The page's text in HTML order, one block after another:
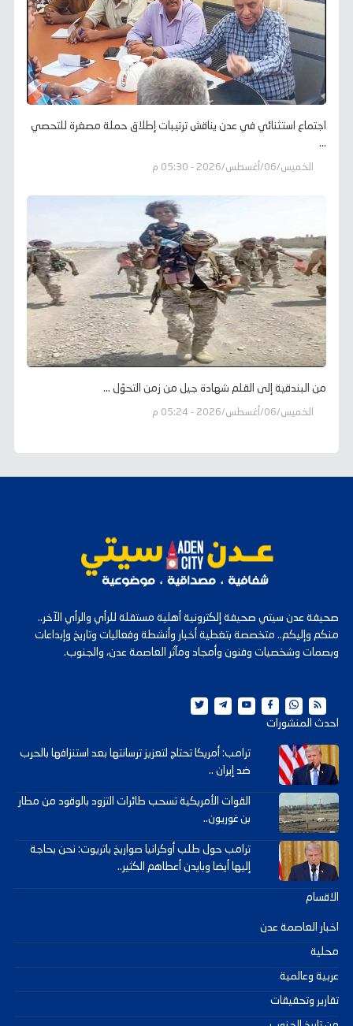
اجتماع استثنائي في عدن يناقش ترتيبات إطلاق حملة مصغرة للتحصي
...
الخميس/06/أغسطس/2026 - 05:30 م
من البندقية إلى القلم شهادة جيل من زمن التحوّل ...
الخميس/06/أغسطس/2026 - 05:24 م
صحيفة عدن سيتي صحيفة إلكترونية أهلية مستقلة للرأي والرأي الآخر..
منكم وإليكم.. متخصصة بتغطية أخبار وأنشطة وفعاليات وتاريخ وإبداعات
وبصمات وشخصيات وفنون وأمجاد ومآثر العاصمة عدن، والجنوب.
احدث المنشورات
ترامب: أمريكا تحتاج لتعزيز ترسانتها بعد استنزافها بالحرب
ضد إيران ..
القوات الأمريكية تسحب طائرات التزود بالوقود من مطار
بن غوريون..
ترامب حول طلب أوكرانيا صواريخ باتريوت: نحن بحاجة
إليها أيضا وبايدن أعطاهم الكثير..
الاقسام
اخبار العاصمة عدن
محلية
عربية وعالمية
تقارير وتحقيقات